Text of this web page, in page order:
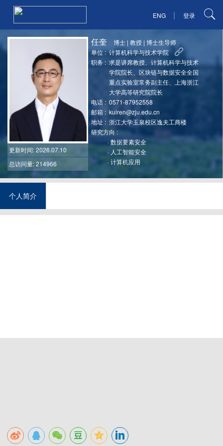
ENG | 登录
更新时间: 2026.07.10
总访问量: 214966
任奎 博士 |教授 |博士生导师
单位 : 计算机科学与技术学院
职务 : 求是讲席教授、计算机科学与技术
学院院长、区块链与数据安全全国
重点实验室常务副主任、上海浙江
大学高等研究院院长
电话 : 0571-87952558
邮箱 : kuiren@zju.edu.cn
地址 : 浙江大学玉泉校区逸夫工商楼
研究方向 :
·数据要素安全
· 人工智能安全
·计算机应用
个人简介